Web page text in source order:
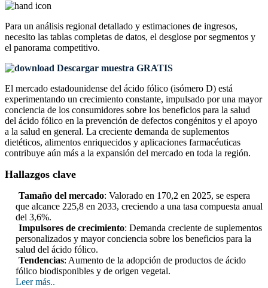
Para un análisis regional detallado y estimaciones de ingresos,
necesito las tablas completas de datos, el desglose por segmentos y
el panorama competitivo.
Descargar muestra GRATIS
El mercado estadounidense del ácido fólico (isómero D) está
experimentando un crecimiento constante, impulsado por una mayor
conciencia de los consumidores sobre los beneficios para la salud
del ácido fólico en la prevención de defectos congénitos y el apoyo
a la salud en general. La creciente demanda de suplementos
dietéticos, alimentos enriquecidos y aplicaciones farmacéuticas
contribuye aún más a la expansión del mercado en toda la región.
Hallazgos clave
Tamaño del mercado: Valorado en 170,2 en 2025, se espera
que alcance 225,8 en 2033, creciendo a una tasa compuesta anual
del 3,6%.
Impulsores de crecimiento: Demanda creciente de suplementos
personalizados y mayor conciencia sobre los beneficios para la
salud del ácido fólico.
Tendencias: Aumento de la adopción de productos de ácido
fólico biodisponibles y de origen vegetal.
Leer más..